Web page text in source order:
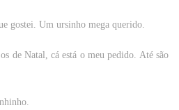
gostei. Um ursinho mega querido.
de Natal, cá está o meu pedido. Até são